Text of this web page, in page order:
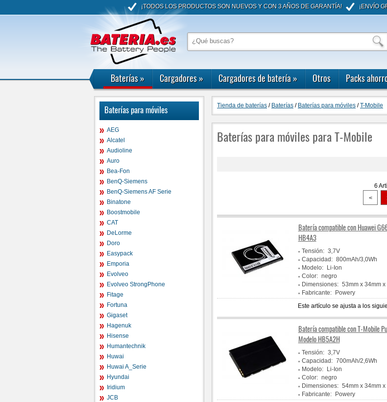
¡TODOS LOS PRODUCTOS SON NUEVOS Y CON 3 AÑOS DE GARANTÍA! ¡ENVÍO
Baterías» Cargadores» Cargadores de batería» Otros Packs
Baterías para móviles
AEG
Alcatel
Audioline
Auro
Bea-Fon
BenQ-Siemens
BenQ-Siemens AF Serie
Binatone
Boostmobile
CAT
DeLorme
Doro
Easypack
Emporia
Evolveo
Evolveo StrongPhone
Fitage
Fortuna
Gigaset
Hagenuk
Hisense
Humantechnik
Huwai
Huwai A_Serie
Hyundai
Iridium
JCB
Tienda de baterías / Baterías / Baterías para móviles /T-Mobile
Baterías para móviles para T-Mobile
6
<
Batería compatible con Huawei
HB4A3
Tensión: 3,7V
Capacidad: 800mAh/3,0Wh
Modelo:
Li-Ion
Color: negro
Dimensiones: 53mm x 34mm x
Fabricante:
Powery
Este artículo se ajusta a los
Batería compatible con T-Mobile
Modelo HB5A2H
Tensión: 3,7V
Capacidad: 700mAh/2,6Wh
Modelo:
Li-Ion
Color: negro
Dimensiones: 54mm x 34mm x
Fabricante:
Powery